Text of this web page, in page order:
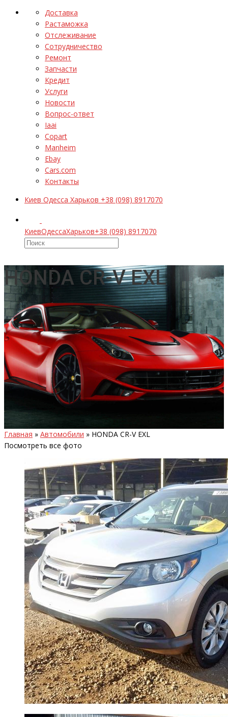
Доставка
Растаможка
Отслеживание
Сотрудничество
Ремонт
Запчасти
Кредит
Услуги
Новости
Вопрос-ответ
Iaai
Copart
Manheim
Ebay
Cars.com
Контакты
Киев Одесса Харьков +38 (098) 8917070
КиевОдессаХарьков+38 (098) 8917070
HONDA CR-V EXL
Главная » Автомобили » HONDA CR-V EXL
Посмотреть все фото